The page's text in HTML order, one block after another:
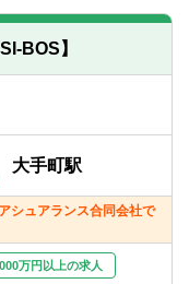
、日商簿記2級以上)
ビジネス上で英語に
ンを取れる方
、VLOOKUP関数、
の組合せ、ピボット
ール、RPAなどデジ
に基づく財務報告作
導入支援業務
BOS】
大手町駅
シュアランス合同会社で
万円以上の求人